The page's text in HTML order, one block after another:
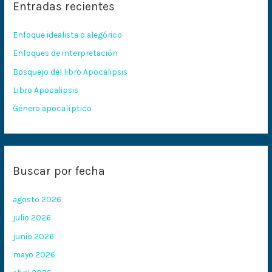
a
p
o
r
:
Entradas recientes
Enfoque idealista o alegórico
Enfoques de interpretación
Bosquejo del libro Apocalipsis
Libro Apocalipsis
Género apocalíptico
Buscar por fecha
agosto 2026
julio 2026
junio 2026
mayo 2026